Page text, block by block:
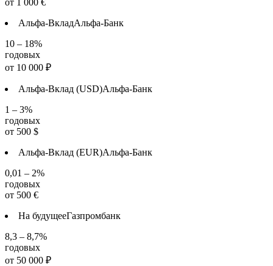
Альфа-ВкладАльфа-Банк
10 – 18%
годовых
от 10 000 ₽
Альфа-Вклад (USD)Альфа-Банк
1 – 3%
годовых
от 500 $
Альфа-Вклад (EUR)Альфа-Банк
0,01 – 2%
годовых
от 500 €
На будущееГазпромбанк
8,3 – 8,7%
годовых
от 50 000 ₽